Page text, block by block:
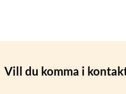
Vill du komma i